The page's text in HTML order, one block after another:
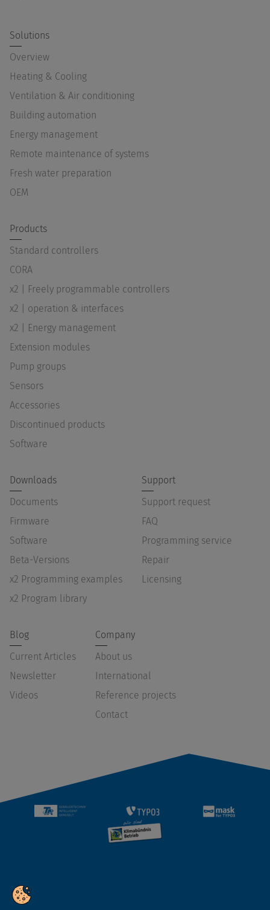
Solutions
Overview
Heating & Cooling
Ventilation & Air conditioning
Building automation
Energy management
Remote maintenance of systems
Fresh water preparation
OEM
Products
Standard controllers
CORA
x2 | Freely programmable controllers
x2 | operation & interfaces
x2 | Energy management
Extension modules
Pump groups
Sensors
Accessories
Discontinued products
Software
Downloads
Documents
Firmware
Software
Beta-Versions
x2 Programming examples
x2 Program library
Support
Support request
FAQ
Programming service
Repair
Licensing
Blog
Current Articles
Newsletter
Videos
Company
About us
International
Reference projects
Contact